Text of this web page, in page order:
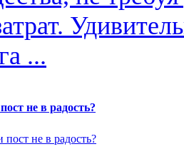
...
не в радость?